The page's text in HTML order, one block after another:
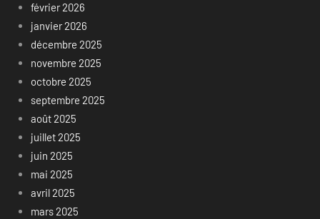
février 2026
janvier 2026
décembre 2025
novembre 2025
octobre 2025
septembre 2025
août 2025
juillet 2025
juin 2025
mai 2025
avril 2025
mars 2025